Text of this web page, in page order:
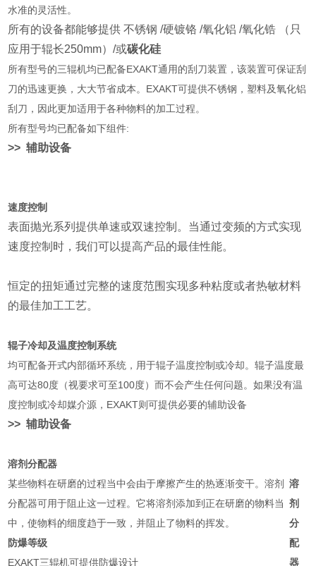
水准的灵活性。
所有的设备都能够提供 不锈钢 /硬镀铬 /氧化铝 /氧化锆 （只
应用于辊长250mm）/或碳化硅
所有型号的三辊机均已配备EXAKT通用的刮刀装置，该装置可保证刮
刀的迅速更换，大大节省成本。EXAKT可提供不锈钢，塑料及氧化铝
刮刀，因此更加适用于各种物料的加工过程。
所有型号均已配备如下组件:
>> 辅助设备
速度控制
表面抛光系列提供单速或双速控制。当通过变频的方式实现
速度控制时，我们可以提高产品的最佳性能。
恒定的扭矩通过完整的速度范围实现多种粘度或者热敏材料
的最佳加工工艺。
辊子冷却及温度控制系统
均可配备开式内部循环系统，用于辊子温度控制或冷却。辊子温度最
高可达80度（视要求可至100度）而不会产生任何问题。如果没有温
度控制或冷却媒介源，EXAKT则可提供必要的辅助设备
>> 辅助设备
溶剂分配器
某些物料在研磨的过程当中会由于摩擦产生的热逐渐变干。溶剂
分配器可用于阻止这一过程。它将溶剂添加到正在研磨的物料当
中，使物料的细度趋于一致，并阻止了物料的挥发。
防爆等级
EXAKT三辊机可提供防爆设计
溶
剂
分
配
器